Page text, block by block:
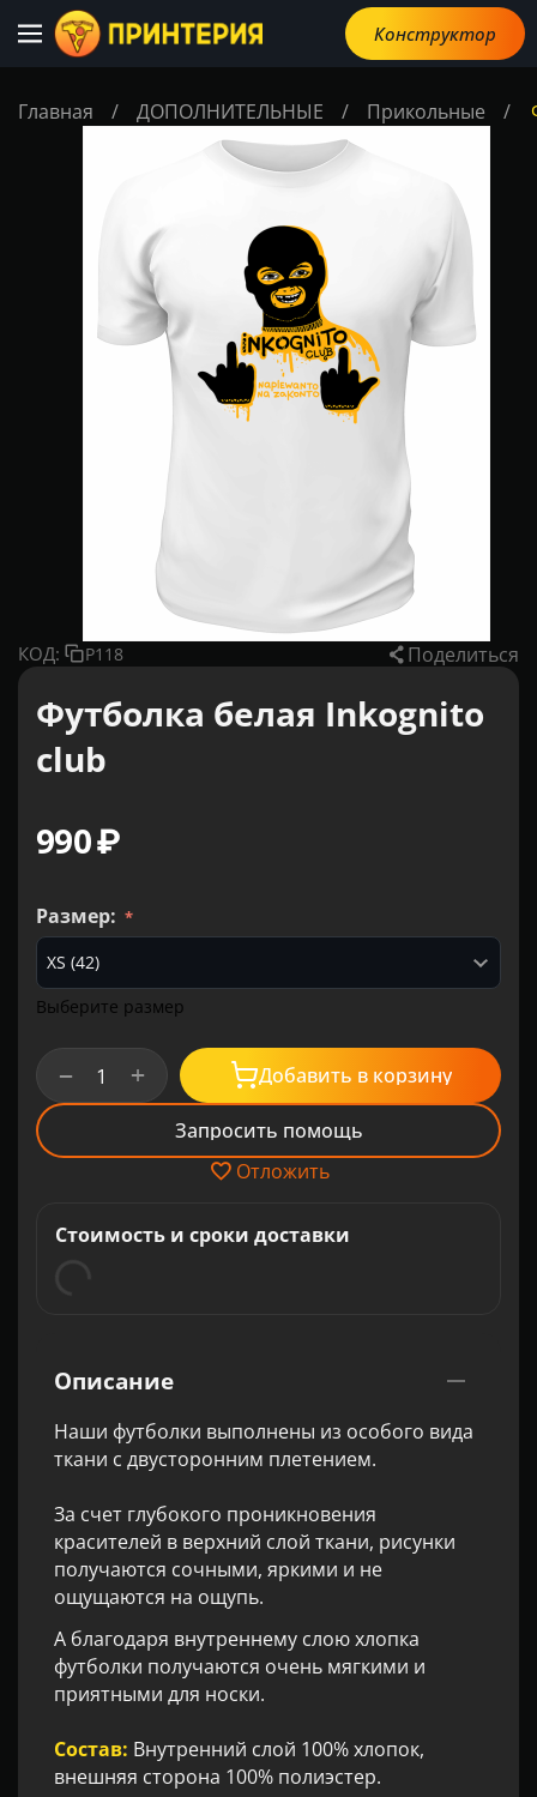
Конструктор
Главная / ДОПОЛНИТЕЛЬНЫЕ / Прикольные /
КОД: P118 Поделиться
Футболка белая Inkognito
club
‍990‍₽
Размер:
Выберите размер
+
− Добавить в корзину
Запросить помощь
Отложить
Стоимость и сроки доставки
Описание
Наши футболки выполнены из особого вида
ткани с двусторонним плетением.
За счет глубокого проникновения
красителей в верхний слой ткани, рисунки
получаются сочными, яркими и не
ощущаются на ощупь.
А благодаря внутреннему слою хлопка
футболки получаются очень мягкими и
приятными для носки.
Состав: Внутренний слой 100% хлопок,
внешняя сторона 100% полиэстер.